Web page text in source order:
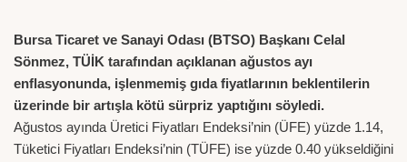
Bursa Ticaret ve Sanayi Odası (BTSO) Başkanı Celal
Sönmez, TÜİK tarafından açıklanan ağustos ayı
enflasyonunda, işlenmemiş gıda fiyatlarının beklentilerin
üzerinde bir artışla kötü sürpriz yaptığını söyledi.
Ağustos ayında Üretici Fiyatları Endeksi’nin (ÜFE) yüzde 1.14,
Tüketici Fiyatları Endeksi’nin (TÜFE) ise yüzde 0.40 yükseldiğini